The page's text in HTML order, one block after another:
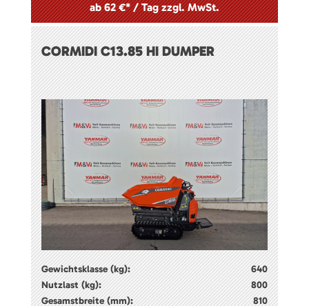
ab 62 €* / Tag zzgl. MwSt.
CORMIDI C13.85 HI DUMPER
Gewichtsklasse (kg):
640
Nutzlast (kg):
800
Gesamstbreite (mm):
810